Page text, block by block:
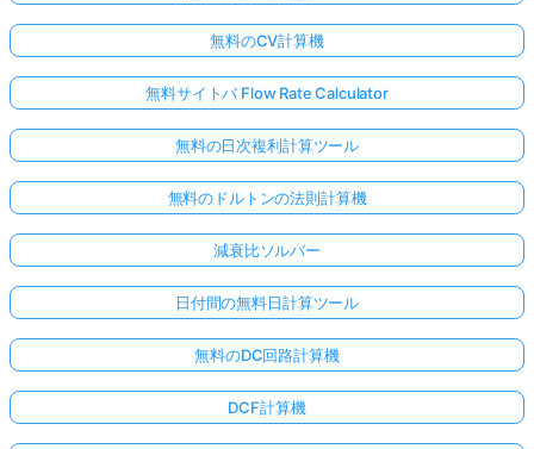
無料のCV計算機
無料サイトバ Flow Rate Calculator
無料の日次複利計算ツール
無料のドルトンの法則計算機
減衰比ソルバー
日付間の無料日計算ツール
無料のDC回路計算機
DCF計算機